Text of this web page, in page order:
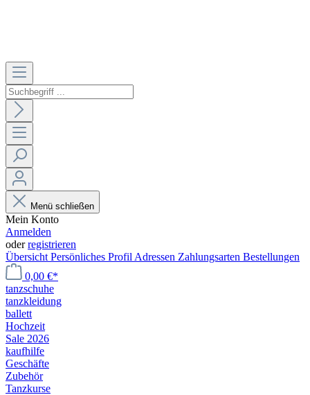
Menü schließen
Mein Konto
Anmelden
oderregistrieren
Übersicht Persönliches Profil Adressen Zahlungsarten Bestellungen
0,00 €*
tanzschuhe
tanzkleidung
ballett
Hochzeit
Sale 2026
kaufhilfe
Geschäfte
Zubehör
Tanzkurse